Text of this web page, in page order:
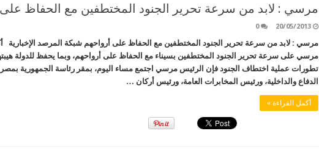
مرسي : لابد من سرعة تحرير الجنود المختطفين مع الحفاظ على
20/05/2013
0
مرسي : لابد من سرعة تحرير الجنود المختطفين مع الحفاظ على أرواحهم شبكة المرصد الإخبارية
مرسي على سرعة تحرير الجنود المختطفين بسيناء مع الحفاظ على أرواحهم، وبما يحفظ للدولة
تطورات عملية اختطاف الجنود فإن الرئيس مرسي اجتمع مساء اليوم، بمقر رئاسة الجمهورية بمصر
الدفاع والداخلية، ورئيس المخابرات العامة، ورئيس أركان …
أكمل القراءة »